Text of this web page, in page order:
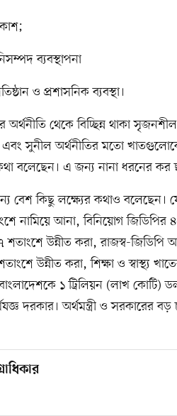
ব্যবস্থাপনা
ও প্রশাসনিক ব্যবস্থা।
অর্থনীতি থেকে বিচ্ছিন্ন থাকা
এবং সুনীল অর্থনীতির মতো
বলেছেন। এ জন্য নানা ধরনের কর
বেশ কিছু লক্ষ্যের কথাও বলেছেন।
নামিয়ে আনা, বিনিয়োগ জিডিপির
শতাংশে উন্নীত করা, রাজস্ব-
উন্নীত করা, শিক্ষা ও স্বাস্থ্য
১ ট্রিলিয়ন (লাখ কোটি)
দরকার। অর্থমন্ত্রী ও সরকারের বড়